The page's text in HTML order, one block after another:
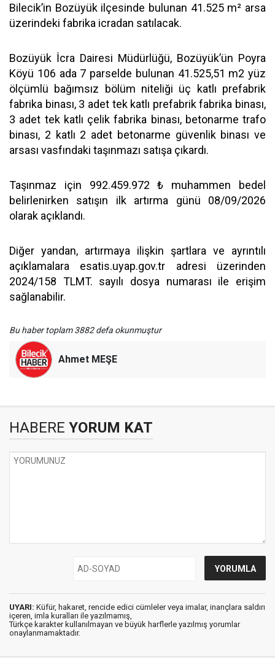
Bilecik’in Bozüyük ilçesinde bulunan 41.525 m² arsa
üzerindeki fabrika icradan satılacak.
Bozüyük İcra Dairesi Müdürlüğü, Bozüyük’ün Poyra
Köyü 106 ada 7 parselde bulunan 41.525,51 m2 yüz
ölçümlü bağımsız bölüm niteliği üç katlı prefabrik
fabrika binası, 3 adet tek katlı prefabrik fabrika binası,
3 adet tek katlı çelik fabrika binası, betonarme trafo
binası, 2 katlı 2 adet betonarme güvenlik binası ve
arsası vasfındaki taşınmazı satışa çıkardı.
Taşınmaz için 992.459.972 ₺ muhammen bedel
belirlenirken satışın ilk artırma günü 08/09/2026
olarak açıklandı.
Diğer yandan, artırmaya ilişkin şartlara ve ayrıntılı
açıklamalara esatis.uyap.gov.tr adresi üzerinden
2024/158 TLMT. sayılı dosya numarası ile erişim
sağlanabilir.
Bu haber toplam 3882 defa okunmuştur
Ahmet MEŞE
HABERE YORUM KAT
UYARI: Küfür, hakaret, rencide edici cümleler veya imalar, inançlara saldırı
içeren, imla kuralları ile yazılmamış,
Türkçe karakter kullanılmayan ve büyük harflerle yazılmış yorumlar
onaylanmamaktadır.